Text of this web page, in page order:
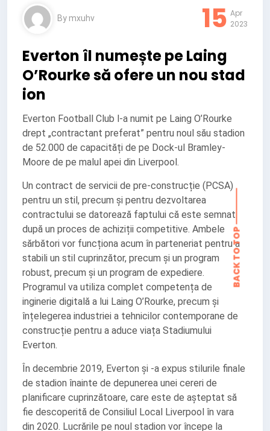
By mxuhv 15 Apr
2023
Everton îl numește pe Laing
O’Rourke să ofere un nou stad
ion
Everton Football Club l-a numit pe Laing O’Rourke
drept „contractant preferat” pentru noul său stadion
de 52.000 de capacități de pe Dock-ul Bramley-
Moore de pe malul apei din Liverpool.
Un contract de servicii de pre-construcție (PCSA)
pentru un stil, precum și pentru dezvoltarea
contractului se datorează faptului că este semnat
după un proces de achiziții competitive. Ambele
sărbători vor funcționa acum în parteneriat pentru a
stabili un stil cuprinzător, precum și un program
robust, precum și un program de expediere.
Programul va utiliza complet competența de
inginerie digitală a lui Laing O’Rourke, precum și
înțelegerea industriei a tehnicilor contemporane de
construcție pentru a aduce viața Stadiumului
Everton.
În decembrie 2019, Everton și -a expus stilurile finale
de stadion înainte de depunerea unei cereri de
planificare cuprinzătoare, care este de așteptat să
fie descoperită de Consiliul Local Liverpool în vara
din 2020. Lucrările pe noul stadion vor începe la
BACK TO TOP